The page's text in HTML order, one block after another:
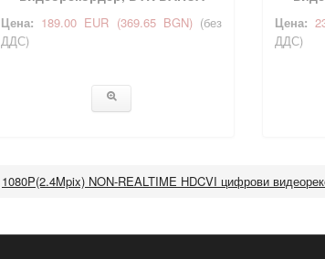
Цена: 189.00 EUR (369.65 BGN)(без
ДДС)
Цена:
ДДС)
1080P(2.4Mpix) NON-REALTIME HDCVI цифрови